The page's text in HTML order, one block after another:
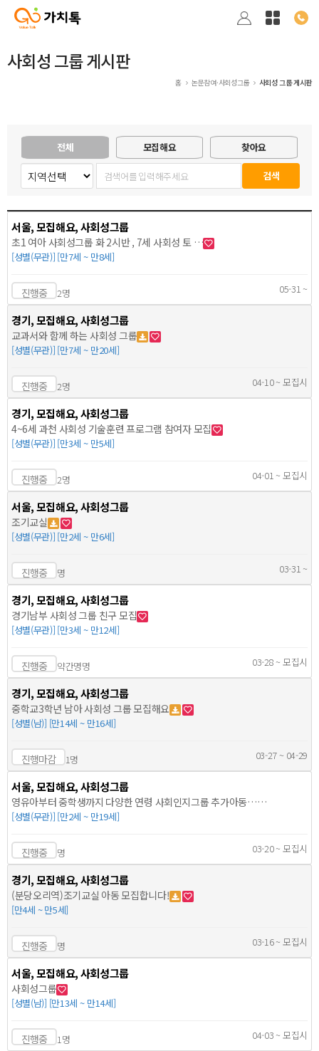
사회성 그룹 게시판
홈 논문참여·사회성그룹 사회성 그룹 게시판
전체 모집해요 찾아요
서울, 모집해요, 사회성그룹
초1 여아 사회성그룹 화 2시반 , 7세 사회성 토 …
[성별(무관)] [만7세 ~ 만8세]
진행중 2명 05-31 ~
경기, 모집해요, 사회성그룹
교과서와 함께 하는 사회성 그룹
[성별(무관)] [만7세 ~ 만20세]
진행중 2명 04-10 ~ 모집시
경기, 모집해요, 사회성그룹
4~6세 과천 사회성 기술훈련 프로그램 참여자 모집
[성별(무관)] [만3세 ~ 만5세]
진행중 2명 04-01 ~ 모집시
서울, 모집해요, 사회성그룹
조기교실
[성별(무관)] [만2세 ~ 만6세]
진행중 명 03-31 ~
경기, 모집해요, 사회성그룹
경기남부 사회성 그룹 친구 모집
[성별(무관)] [만3세 ~ 만12세]
진행중 약간명명 03-28 ~ 모집시
경기, 모집해요, 사회성그룹
중학교3학년 남아 사회성 그룹 모집해요
[성별(남)] [만14세 ~ 만16세]
진행마감 1명 03-27 ~ 04-29
서울, 모집해요, 사회성그룹
영유아부터 중학생까지 다양한 연령 사회인지그룹 추가아동…
[성별(무관)] [만2세 ~ 만19세]
진행중 명 03-20 ~ 모집시
경기, 모집해요, 사회성그룹
(분당오리역)조기교실 아동 모집합니다!
[만4세 ~ 만5세]
진행중 명 03-16 ~ 모집시
서울, 모집해요, 사회성그룹
사회성그룹
[성별(남)] [만13세 ~ 만14세]
진행중 1명 04-03 ~ 모집시